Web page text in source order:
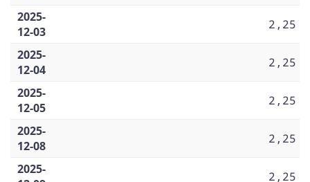
2025-
12-03
2,25
2025-
12-04
2,25
2025-
12-05
2,25
2025-
12-08
2,25
2025-
2,25